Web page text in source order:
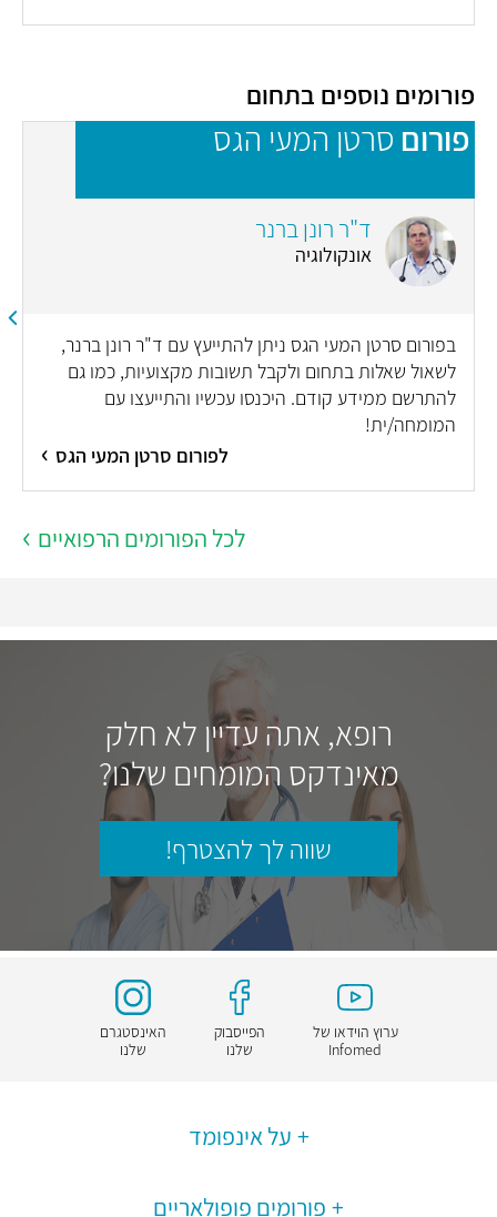
פורומים נוספים בתחום
פורום סרטן המעי הגס
ד"ר רונן ברנר
אונקולוגיה
בפורום סרטן המעי הגס ניתן להתייעץ עם ד"ר רונן ברנר,
לשאול שאלות בתחום ולקבל תשובות מקצועיות, כמו גם
להתרשם ממידע קודם. היכנסו עכשיו והתייעצו עם
המומחה/ית!
לפורום סרטן המעי הגס
לכל הפורומים הרפואיים
רופא, אתה עדיין לא חלק
מאינדקס המומחים שלנו?
שווה לך להצטרף!
ערוץ הוידאו של
Infomed
הפייסבוק
שלנו
האינסטגרם
שלנו
על אינפומד
פורומים פופולאריים